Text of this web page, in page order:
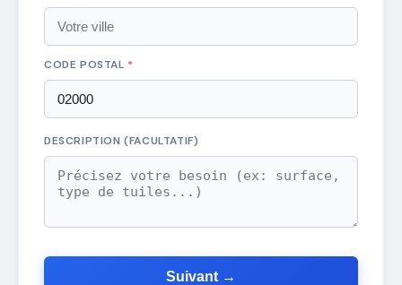
CODE POSTAL *
DESCRIPTION (FACULTATIF)
Suivant →